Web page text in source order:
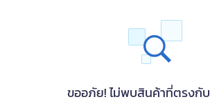
ขออภัย! ไม่พบสินค้าที่ตรงกับ